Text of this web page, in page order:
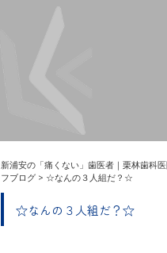
新浦安の「痛くない」歯医者｜栗林歯科
フブログ > ☆なんの３人組だ？☆
☆なんの３人組だ？☆